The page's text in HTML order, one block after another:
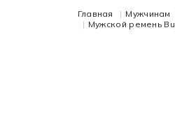
Главная Мужчинам
Мужской ремень